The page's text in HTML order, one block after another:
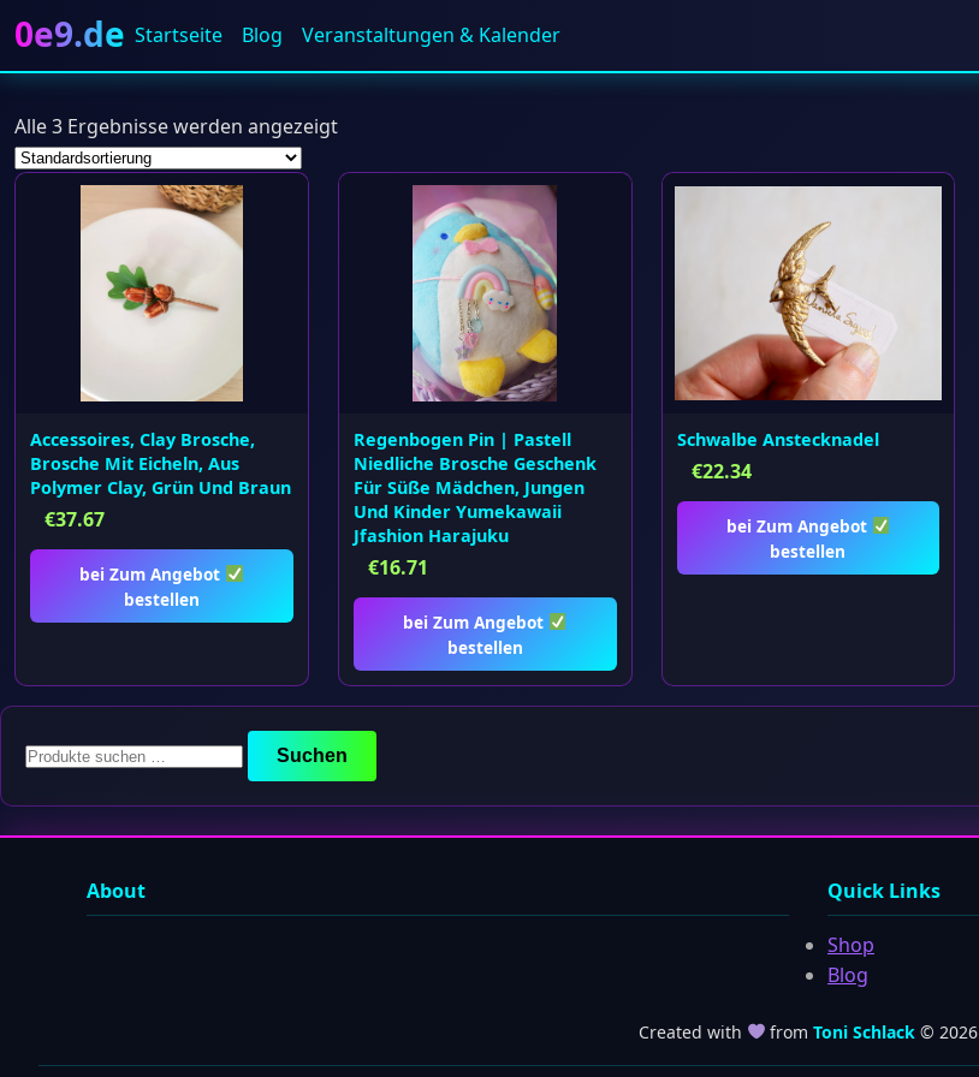
0e9.de Startseite Blog Veranstaltungen & Kalender
Alle 3 Ergebnisse werden angezeigt
Accessoires, Clay Brosche,
Brosche Mit Eicheln, Aus
Polymer Clay, Grün Und Braun
€37.67
bei Zum Angebot
bestellen
Regenbogen Pin | Pastell
Niedliche Brosche Geschenk
Für Süße Mädchen, Jungen
Und Kinder Yumekawaii
Jfashion Harajuku
€16.71
bei Zum Angebot
bestellen
Schwalbe Anstecknadel
€22.34
bei Zum Angebot
bestellen
Suchen
nach:
Suchen
About Quick Links
Shop
Blog
Created with fromToni Schlack © 2026